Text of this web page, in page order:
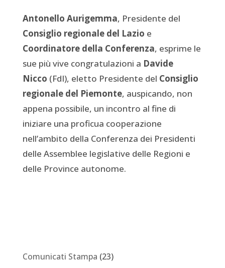
Antonello Aurigemma, Presidente del
Consiglio regionale del Lazio e
Coordinatore della Conferenza, esprime le
sue più vive congratulazioni a Davide
Nicco (FdI), eletto Presidente del Consiglio
regionale del Piemonte, auspicando, non
appena possibile, un incontro al fine di
iniziare una proficua cooperazione
nell’ambito della Conferenza dei Presidenti
delle Assemblee legislative delle Regioni e
delle Province autonome.
Comunicati Stampa (23)